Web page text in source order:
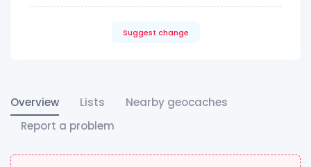
Suggest change
Overview Lists
Nearby geocaches
Report a problem